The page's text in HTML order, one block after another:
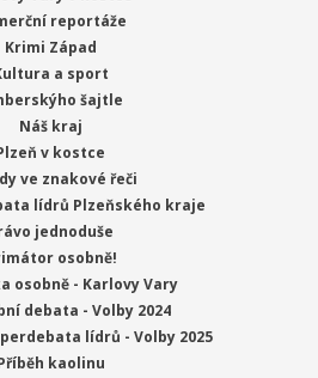
reportáže
Krimi Západ
a sport
šajtle
Náš kraj
v kostce
ve znakové řeči
lídrů Plzeňského kraje
jednoduše
osobně!
osobně - Karlovy Vary
debata - Volby 2024
lídrů - Volby 2025
kaolinu